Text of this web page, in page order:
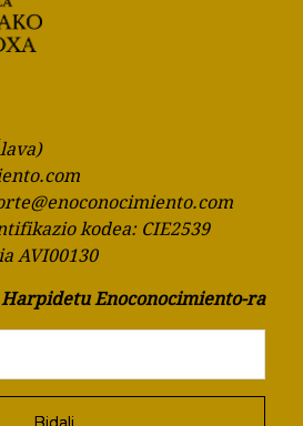
kodea: CIE2539
AVI00130
Harpidetu Enoconocimiento-ra